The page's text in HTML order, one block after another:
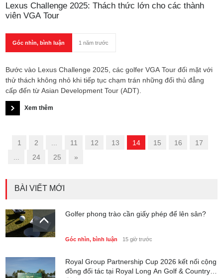
Lexus Challenge 2025: Thách thức lớn cho các thành
viên VGA Tour
Góc nhìn, bình luận 1 năm trước
Bước vào Lexus Challenge 2025, các golfer VGA Tour đối mặt với
thử thách không nhỏ khi tiếp tục chạm trán những đối thủ đẳng
cấp đến từ Asian Development Tour (ADT).
Xem thêm
1 2 11 12 13 14 15 16
17
24 25 »
BÀI VIẾT MỚI
Golfer phong trào cần giấy phép để lên sân?
Góc nhìn, bình luận 15 giờ trước
Royal Group Partnership Cup 2026 kết nối cộng
đồng đối tác tại Royal Long An Golf & Country